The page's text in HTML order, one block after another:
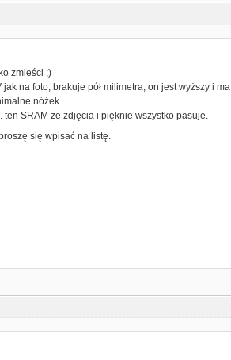
zmieści ;)
na foto, brakuje pół milimetra, on jest wyższy i
nóżek.
SRAM ze zdjęcia i pięknie wszystko pasuje.
się wpisać na listę.